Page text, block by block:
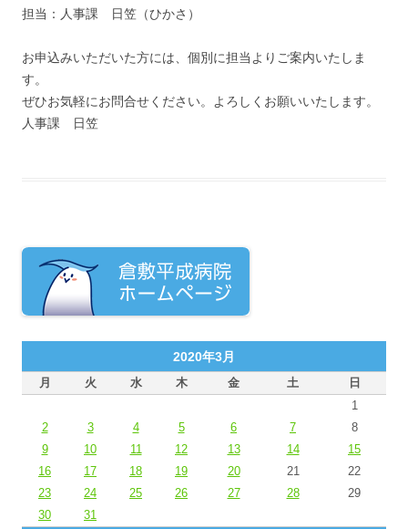
担当：人事課 日笠（ひかさ）
お申込みいただいた方には、個別に担当よりご案内いたしま
す。
ぜひお気軽にお問合せください。よろしくお願いいたします。
人事課 日笠
2020年3月
月 火 水 木 金 土 日
1
2
3 4 5 6 7
8
9
10 11 12 13 14
15
16
17 18 19 20 21
22
23
24 25 26 27 28
29
30
31